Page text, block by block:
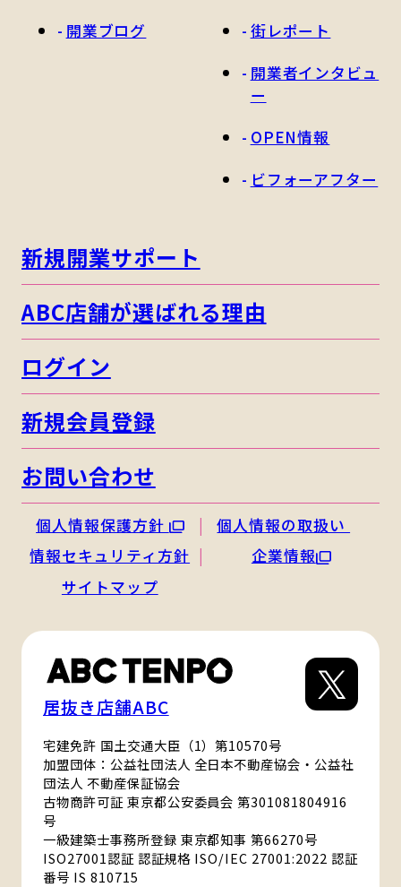
開業ブログ
街レポート
開業者インタビュ
ー
OPEN情報
ビフォーアフター
新規開業サポート
ABC店舗が選ばれる理由
ログイン
新規会員登録
お問い合わせ
個人情報保護方針
個人情報の取扱い
情報セキュリティ方針
企業情報
サイトマップ
居抜き店舗ABC
宅建免許 国土交通大臣（1）第10570号
加盟団体：公益社団法人 全日本不動産協会・公益社
団法人 不動産保証協会
古物商許可証 東京都公安委員会 第301081804916
号
一級建築士事務所登録 東京都知事 第66270号
ISO27001認証 認証規格 ISO/IEC 27001:2022 認証
番号 IS 810715